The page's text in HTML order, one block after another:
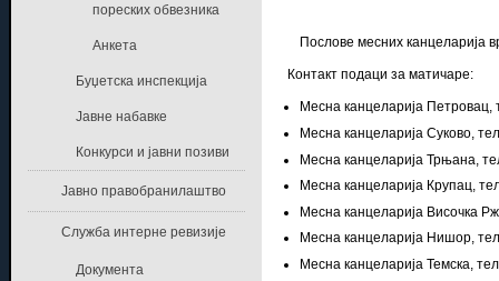
Послове месних канцеларија
Контакт подаци за матичаре:
Месна канцеларија
Месна канцеларија Суково,
Месна канцеларија Трњана,
Месна канцеларија Крупац,
Месна канцеларија Височка
Месна канцеларија Нишор,
Месна канцеларија Темска,
пореских обвезника
Анкета
Буџетска инспекција
Јавне набавке
Конкурси и јавни позиви
Јавно правобранилаштво
Служба интерне ревизије
Документа